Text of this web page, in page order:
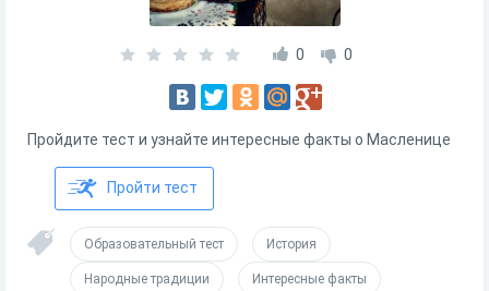
0 0
Пройдите тест и узнайте интересные факты о Масленице
Пройти тест
Образовательный тест История
Народные традиции Интересные факты